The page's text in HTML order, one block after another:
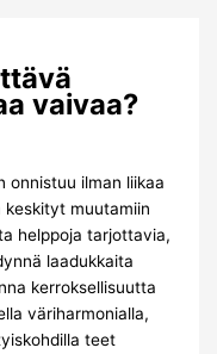
vaivaa?
onnistuu ilman liikaa
muutamiin
helppoja tarjottavia,
laadukkaita
kerroksellisuutta
väriharmonialla,
teet